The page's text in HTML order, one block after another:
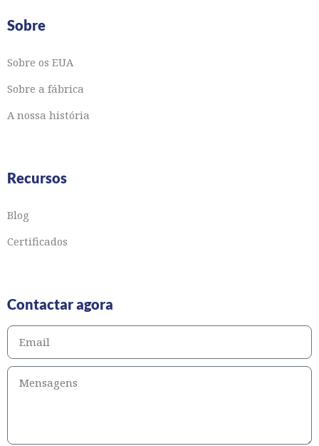
Sobre
Sobre os EUA
Sobre a fábrica
A nossa história
Recursos
Blog
Certificados
Contactar agora